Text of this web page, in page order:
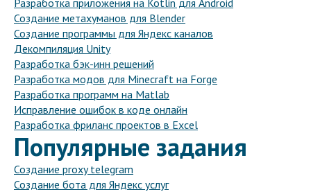
Разработка приложения на Kotlin для Android
Создание метахуманов для Blender
Создание программы для Яндекс каналов
Декомпиляция Unity
Разработка бэк-инн решений
Разработка модов для Minecraft на Forge
Разработка программ на Matlab
Исправление ошибок в коде онлайн
Разработка фриланс проектов в Excel
Популярные задания
Создание proxy telegram
Создание бота для Яндекс услуг